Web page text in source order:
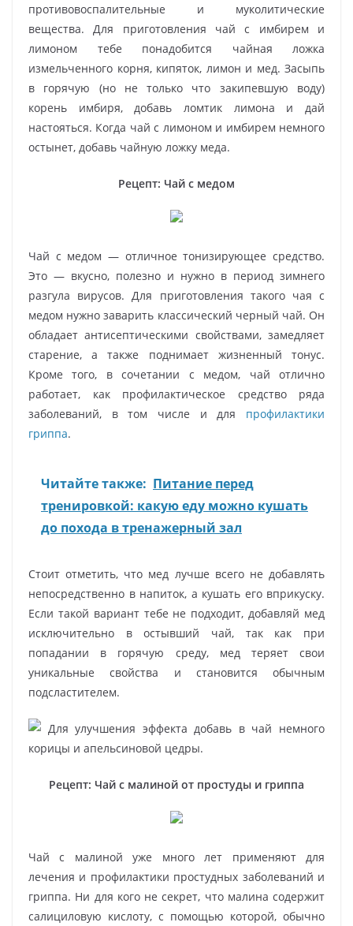
противовоспалительные и муколитические
вещества. Для приготовления чай с имбирем и
лимоном тебе понадобится чайная ложка
измельченного корня, кипяток, лимон и мед. Засыпь
в горячую (но не только что закипевшую воду)
корень имбиря, добавь ломтик лимона и дай
настояться. Когда чай с лимоном и имбирем немного
остынет, добавь чайную ложку меда.
Рецепт: Чай с медом
Чай с медом — отличное тонизирующее средство.
Это — вкусно, полезно и нужно в период зимнего
разгула вирусов. Для приготовления такого чая с
медом нужно заварить классический черный чай. Он
обладает антисептическими свойствами, замедляет
старение, а также поднимает жизненный тонус.
Кроме того, в сочетании с медом, чай отлично
работает, как профилактическое средство ряда
заболеваний, в том числе и для профилактики
гриппа.
Читайте также: Питание перед
тренировкой: какую еду можно кушать
до похода в тренажерный зал
Стоит отметить, что мед лучше всего не добавлять
непосредственно в напиток, а кушать его вприкуску.
Если такой вариант тебе не подходит, добавляй мед
исключительно в остывший чай, так как при
попадании в горячую среду, мед теряет свои
уникальные свойства и становится обычным
подсластителем.
Для улучшения эффекта добавь в чай немного
корицы и апельсиновой цедры.
Рецепт: Чай с малиной от простуды и гриппа
Чай с малиной уже много лет применяют для
лечения и профилактики простудных заболеваний и
гриппа. Ни для кого не секрет, что малина содержит
салициловую кислоту, с помощью которой, обычно